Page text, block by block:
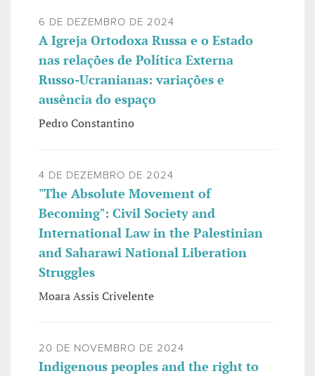
6 DE DEZEMBRO DE 2024
A Igreja Ortodoxa Russa e o Estado
nas relações de Política Externa
Russo-Ucranianas: variações e
ausência do espaço
Pedro Constantino
4 DE DEZEMBRO DE 2024
"The Absolute Movement of
Becoming": Civil Society and
International Law in the Palestinian
and Saharawi National Liberation
Struggles
Moara Assis Crivelente
20 DE NOVEMBRO DE 2024
Indigenous peoples and the right to